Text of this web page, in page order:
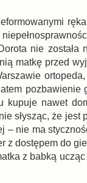
nie została
matkę przed
pozbawienie
kupuje nawet
słysząc, że jest
– nie ma
z dostępem do
z babką